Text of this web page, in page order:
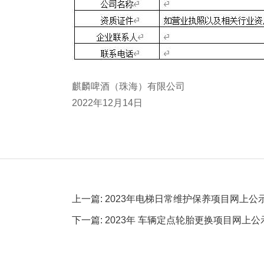
麒麟啤酒（珠海）有限公司
2022年12月14日
上一篇: 2023年电梯日常维护保养项目网上公
下一篇: 2023年 车辆定点轮胎更换项目网上公